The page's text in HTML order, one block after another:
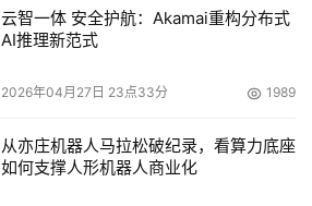
云智一体 安全护航：Akamai重构分布式
AI推理新范式
2026年04月27日 23点33分 1989
从亦庄机器人马拉松破纪录，看算力底座
如何支撑人形机器人商业化